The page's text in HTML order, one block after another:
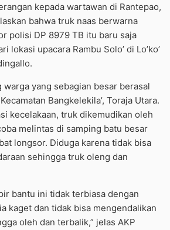
kepada wartawan di Rantepao,
bahwa truk naas berwarna
polisi DP 8979 TB itu baru saja
lokasi upacara Rambu Solo’ di Lo’ko’
yang sebagian besar berasal
Bangkelekila’, Toraja Utara.
kecelakaan, truk dikemudikan oleh
melintas di samping batu besar
longsor. Diduga karena tidak bisa
sehingga truk oleng dan
bantu ini tidak terbiasa dengan
kaget dan tidak bisa mengendalikan
oleh dan terbalik,” jelas AKP